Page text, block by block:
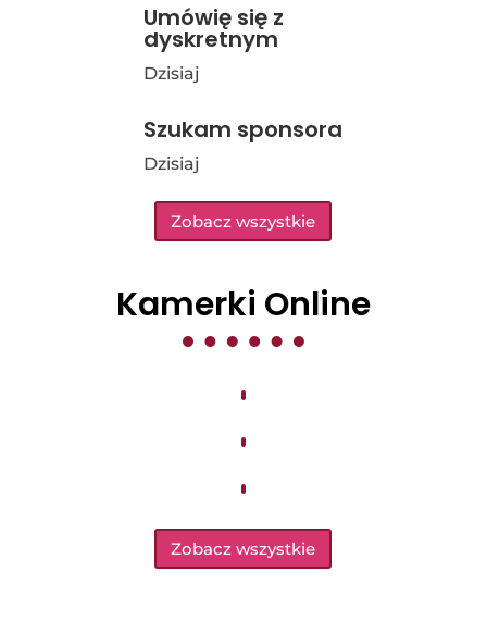
Umówię się z
dyskretnym
Dzisiaj
Szukam sponsora
Dzisiaj
Zobacz wszystkie
Kamerki Online
Zobacz wszystkie